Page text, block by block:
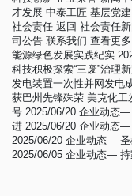
才发展 中泰工匠 基层党
社会责任 返回 社会责任
司公告 联系我们 查看更
能源绿色发展实践纪实
科技积极探索“三废”治理
发电装置一次性并网发电
获巴州先锋殊荣 美克化工
号 2025/06/20 企业动态
进 2025/06/20 企业动态
2025/06/20 企业动态— 圣
2025/06/05 企业动态— 持